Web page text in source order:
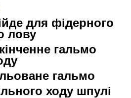
для фідерного
лову
гальмо
гальмо
ходу шпулі